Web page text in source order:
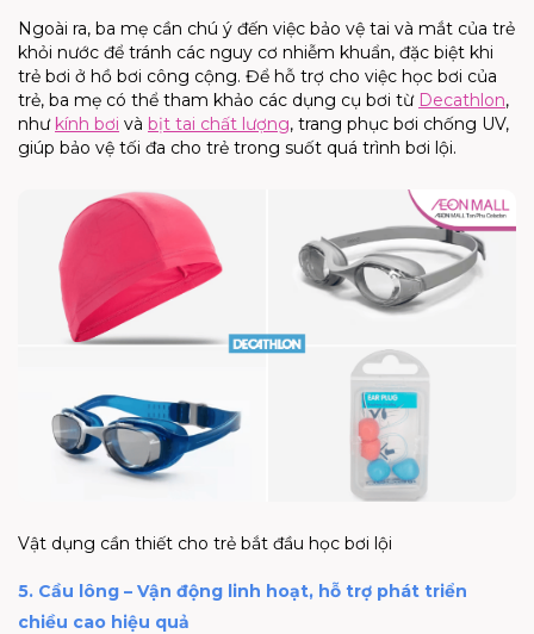
Ngoài ra, ba mẹ cần chú ý đến việc bảo vệ tai và mắt của trẻ
khỏi nước để tránh các nguy cơ nhiễm khuẩn, đặc biệt khi
trẻ bơi ở hồ bơi công cộng. Để hỗ trợ cho việc học bơi của
trẻ, ba mẹ có thể tham khảo các dụng cụ bơi từ Decathlon,
như kính bơi và bịt tai chất lượng, trang phục bơi chống UV,
giúp bảo vệ tối đa cho trẻ trong suốt quá trình bơi lội.
Vật dụng cần thiết cho trẻ bắt đầu học bơi lội
5. Cầu lông – Vận động linh hoạt, hỗ trợ phát triển
chiều cao hiệu quả